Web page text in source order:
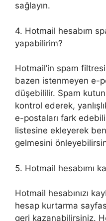
sağlayın.
4. Hotmail hesabım
yapabilirim?
Hotmail’in spam
bazen istenmeyen e-
düşebililir. Spam
kontrol ederek,
e-postaları fark
listesine ekleyerek
gelmesini
5. Hotmail hesabımı
Hotmail hesabınızı
hesap kurtarma
geri kazanabilirsiniz.